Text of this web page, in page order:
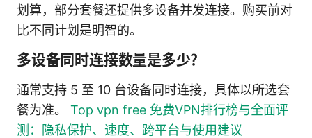
划算，部分套餐还提供多设备并发连接。购买前对
比不同计划是明智的。
多设备同时连接数量是多少？
通常支持 5 至 10 台设备同时连接，具体以所选套
餐为准。 Top vpn free 免费VPN排行榜与全面评
测：隐私保护、速度、跨平台与使用建议